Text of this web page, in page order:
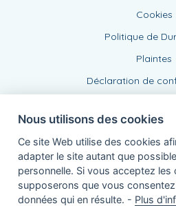
Cookies
Politique de
Plaintes
Déclaration de
Agent lié, BE1006008477
Nous utilisons des cookies
Ce site Web utilise des cookies
adapter le site autant que
personnelle. Si vous acceptez les
supposerons que vous
données qui en résulte. - Plus